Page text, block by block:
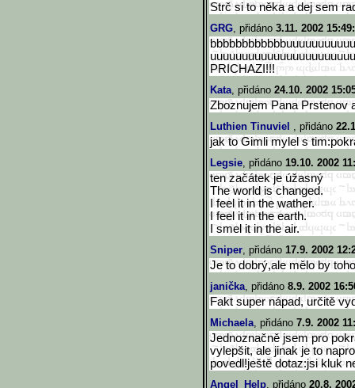
Strč si to něka a dej sem
GRG, přidáno 3.11. 2002
PRICHAZI!!!
Kata, přidáno 24.10. 2002
Zboznujem Pana Prstenov
Luthien Tinuviel , přidáno
jak to Gimli mylel s
Legsie, přidáno 19.10. 2002
ten začátek je úžasný
The world is changed.
I feel it in the wather.
I feel it in the earth.
I smel it in the air.
Sniper, přidáno 17.9. 2002
Je to dobrý,ale mělo by
janička, přidáno 8.9. 2002
Fakt super nápad, určitě
Michaela, přidáno 7.9. 2002
Jednoznačně jsem pro
vylepšit, ale jinak je to
povedl!ještě dotaz:jsi kluk
Angel_Help, přidáno 20.8.